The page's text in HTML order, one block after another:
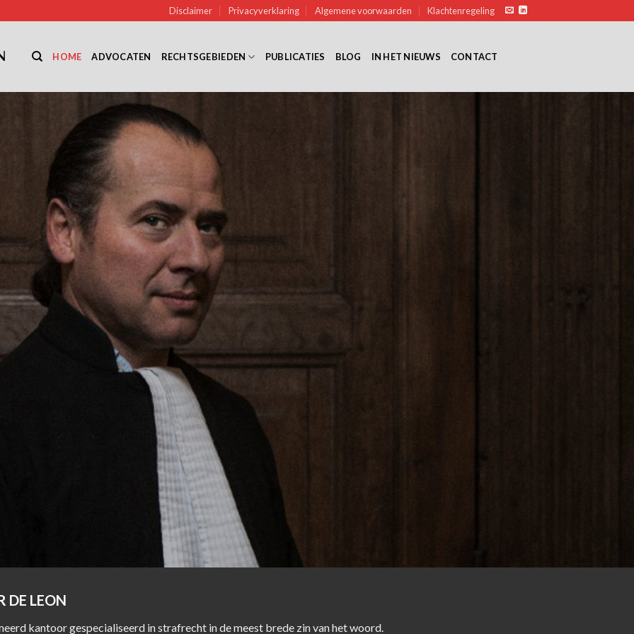
Disclaimer Privacyverklaring Algemene voorwaarden Klachtenregeling
HOME ADVOCATEN RECHTSGEBIEDEN PUBLICATIES BLOG IN HET NIEUWS CONTACT
DE LEON
kantoor gespecialiseerd in strafrecht in de meest brede zin van het woord.